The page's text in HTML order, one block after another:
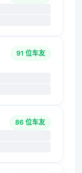
91 位车友
86 位车友